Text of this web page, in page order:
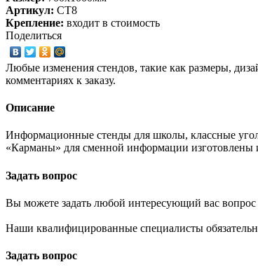
Артикул: СТ8
Крепление: входит в стоимость
Поделиться
Любые изменения стендов, такие как размеры,
комментариях к заказу.
Описание
Информационные стенды для школы, классные
«Карманы» для сменной информации изготовлены
Задать вопрос
Вы можете задать любой интересующий вас вопрос
Наши квалифицированные специалисты
Задать вопрос